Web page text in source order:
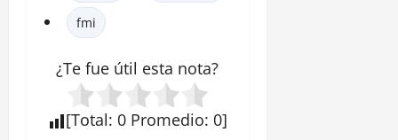
fmi
¿Te fue útil esta nota?
[Total: 0 Promedio: 0]